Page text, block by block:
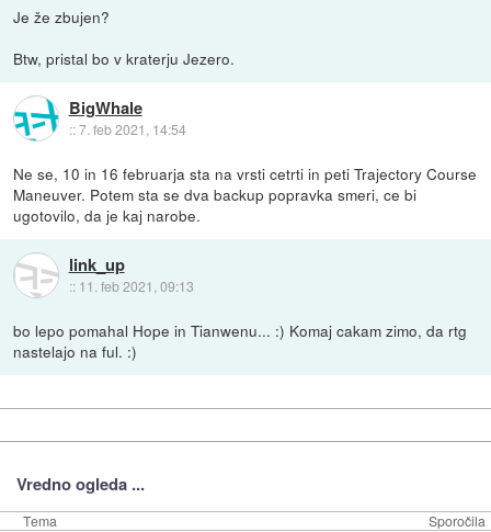
Je že zbujen?
Btw, pristal bo v kraterju Jezero.
BigWhale
::7. feb 2021, 14:54
Ne se, 10 in 16 februarja sta na vrsti cetrti in peti Trajectory Course
Maneuver. Potem sta se dva backup popravka smeri, ce bi
ugotovilo, da je kaj narobe.
link_up
:: 11. feb 2021, 09:13
bo lepo pomahal Hope in Tianwenu... :) Komaj cakam zimo, da rtg
nastelajo na ful. :)
Vredno ogleda ...
Tema Sporočila